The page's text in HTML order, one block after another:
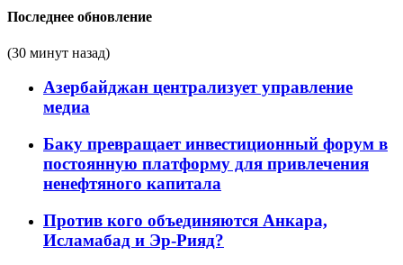
Последнее обновление
(30 минут назад)
Азербайджан централизует управление
медиа
Баку превращает инвестиционный форум в
постоянную платформу для привлечения
ненефтяного капитала
Против кого объединяются Анкара,
Исламабад и Эр-Рияд?